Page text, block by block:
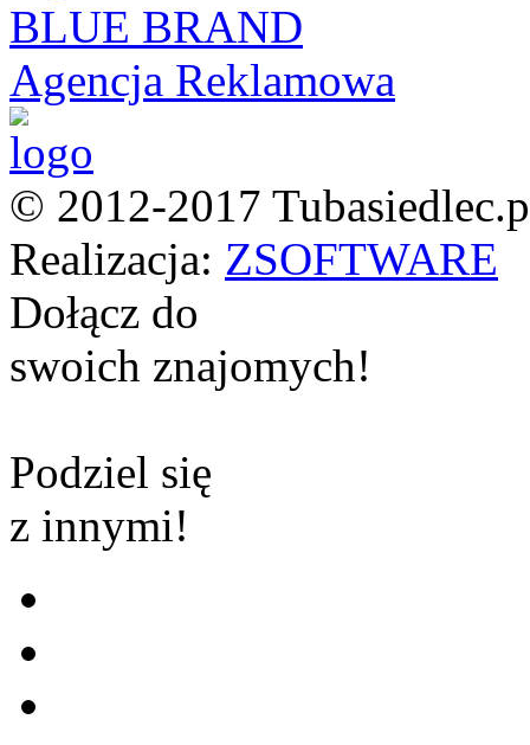
BLUE BRAND
Agencja Reklamowa
© 2012-2017
Realizacja: ZSOFTWARE
Dołącz do
swoich znajomych!
Podziel się
z innymi!